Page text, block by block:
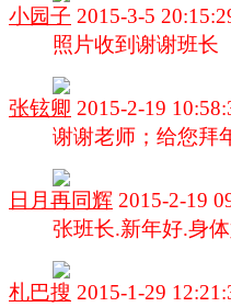
小园子 2015-3-5
照片收到谢谢班长
张铉卿 2015-2-19
谢谢老师；给您拜
日月再同辉 2015-2-19
张班长.新年好.身
札巴搜 2015-1-29